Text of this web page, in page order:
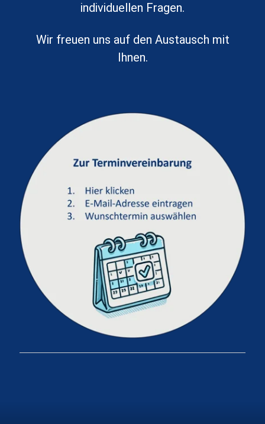
individuellen Fragen.
Wir freuen uns auf den Austausch mit
Ihnen.